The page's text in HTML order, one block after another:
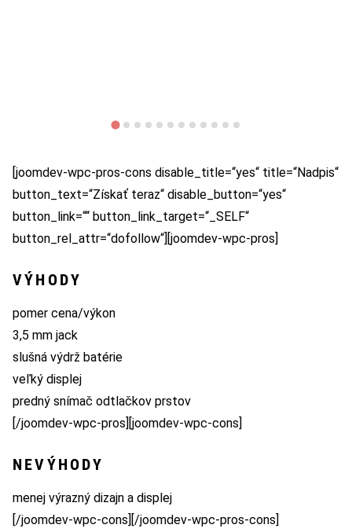
[joomdev-wpc-pros-cons disable_title=“yes“ title=“Nadpis“
button_text=“Získať teraz“ disable_button=“yes“
button_link=““ button_link_target=“_SELF“
button_rel_attr=“dofollow“][joomdev-wpc-pros]
VÝHODY
pomer cena/výkon
3,5 mm jack
slušná výdrž batérie
veľký displej
predný snímač odtlačkov prstov
[/joomdev-wpc-pros][joomdev-wpc-cons]
NEVÝHODY
menej výrazný dizajn a displej
[/joomdev-wpc-cons][/joomdev-wpc-pros-cons]